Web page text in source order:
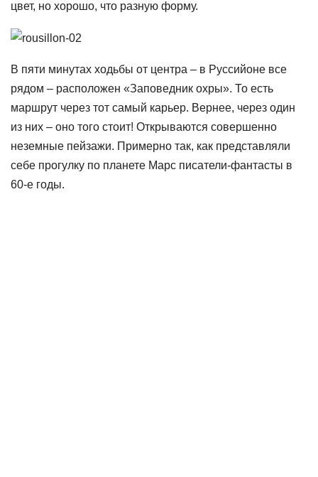
цвет, но хорошо, что разную форму.
В пяти минутах ходьбы от центра – в Руссийоне все
рядом – расположен «Заповедник охры». То есть
маршрут через тот самый карьер. Вернее, через один
из них – оно того стоит! Открываются совершенно
неземные пейзажи. Примерно так, как представляли
себе прогулку по планете Марс писатели-фантасты в
60-е годы.